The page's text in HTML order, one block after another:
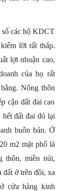
số các hộ KDCT
lời rất thấp.
lợi nhuận cao,
của họ rất
Nông thôn
cận đất đai cao
đất đai đó lại
buôn bán. Ở
m2 mặt phố là
thôn, miền núi,
đất ở trên đồi, xa
cửa hàng kinh